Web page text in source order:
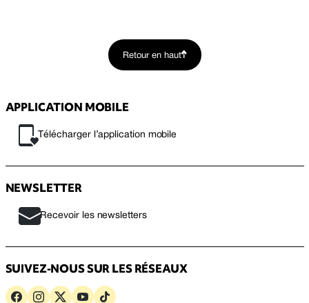
Retour en haut
APPLICATION MOBILE
Télécharger l’application mobile
NEWSLETTER
Recevoir les newsletters
SUIVEZ-NOUS SUR LES RÉSEAUX